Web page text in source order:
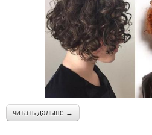
читать дальше →